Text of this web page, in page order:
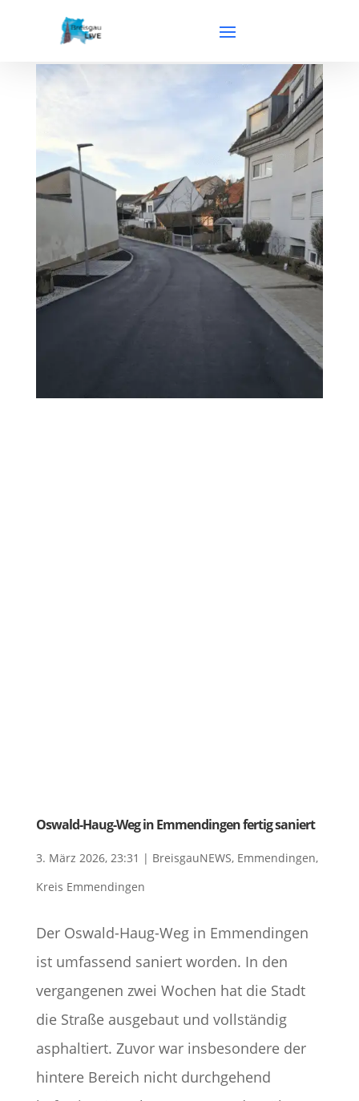
Oswald-Haug-Weg in Emmendingen fertig saniert
3. März 2026, 23:31 | BreisgauNEWS, Emmendingen,
Kreis Emmendingen
Der Oswald-Haug-Weg in Emmendingen
ist umfassend saniert worden. In den
vergangenen zwei Wochen hat die Stadt
die Straße ausgebaut und vollständig
asphaltiert. Zuvor war insbesondere der
hintere Bereich nicht durchgehend